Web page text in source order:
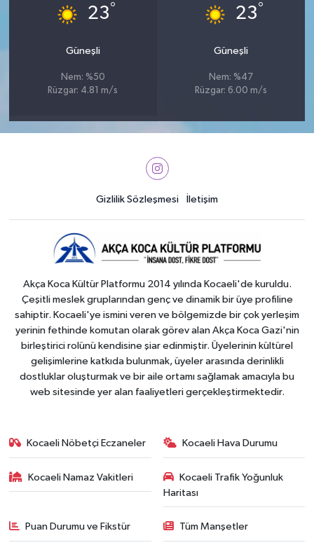
23°
Güneşli
Nem: %50
Rüzgar: 4.81 m/s
23°
Güneşli
Nem: %47
Rüzgar: 6.00 m/s
Gizlilik Sözleşmesi İletişim
Akça Koca Kültür Platformu 2014 yılında Kocaeli'de kuruldu.
Çeşitli meslek gruplarından genç ve dinamik bir üye profiline
sahiptir. Kocaeli'ye ismini veren ve bölgemizde bir çok yerleşim
yerinin fethinde komutan olarak görev alan Akça Koca Gazi'nin
birleştirici rolünü kendisine şiar edinmiştir. Üyelerinin kültürel
gelişimlerine katkıda bulunmak, üyeler arasında derinlikli
dostluklar oluşturmak ve bir aile ortamı sağlamak amacıyla bu
web sitesinde yer alan faaliyetleri gerçekleştirmektedir.
Kocaeli Nöbetçi Eczaneler Kocaeli Hava Durumu
Kocaeli Namaz Vakitleri
Kocaeli Trafik Yoğunluk
Haritası
Puan Durumu ve Fikstür Tüm Manşetler